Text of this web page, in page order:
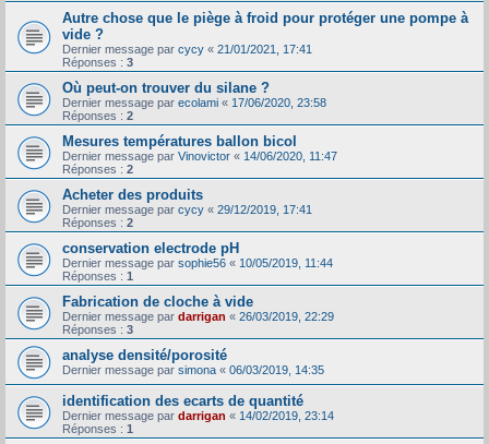
Autre chose que le piège à froid pour protéger une pompe à
vide ?
Dernier message par cycy « 21/01/2021, 17:41
Réponses : 3
Où peut-on trouver du silane ?
Dernier message par ecolami « 17/06/2020, 23:58
Réponses : 2
Mesures températures ballon bicol
Dernier message par Vinovictor « 14/06/2020, 11:47
Réponses : 2
Acheter des produits
Dernier message par cycy « 29/12/2019, 17:41
Réponses : 2
conservation electrode pH
Dernier message par sophie56 « 10/05/2019, 11:44
Réponses : 1
Fabrication de cloche à vide
Dernier message par darrigan « 26/03/2019, 22:29
Réponses : 3
analyse densité/porosité
Dernier message par simona « 06/03/2019, 14:35
identification des ecarts de quantité
Dernier message par darrigan « 14/02/2019, 23:14
Réponses : 1